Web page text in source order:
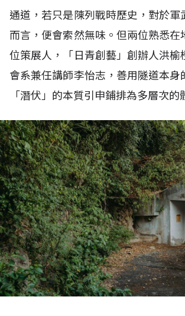
通道，若只是陳列戰時歷史，對於軍
而言，便會索然無味。但兩位熟悉在
位策展人，「日青創藝」創辦人洪榆
會系兼任講師李怡志，善用隧道本身
「潛伏」的本質引申鋪排為多層次的